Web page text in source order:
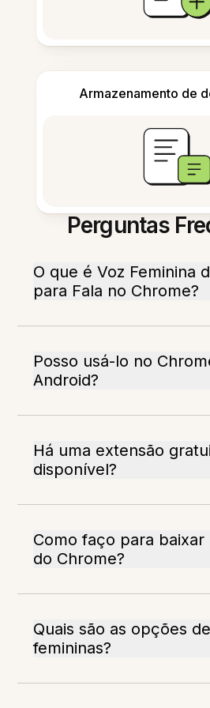
Armazenamento de
Perguntas
O que é Voz Feminina
para Fala no Chrome?
Posso usá-lo no
Android?
Há uma extensão
disponível?
Como faço para baixar
do Chrome?
Quais são as opções
femininas?